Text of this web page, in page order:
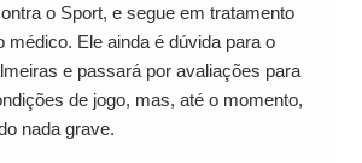
o Sport, e segue em tratamento
médico. Ele ainda é dúvida para o
e passará por avaliações para
de jogo, mas, até o momento,
nada grave.